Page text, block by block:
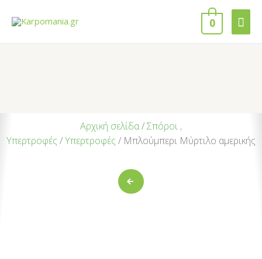
0
Αρχική σελίδα/Σπόροι ,
Υπερτροφές /Υπερτροφές / Μπλούμπερι Μύρτιλο αμερικής